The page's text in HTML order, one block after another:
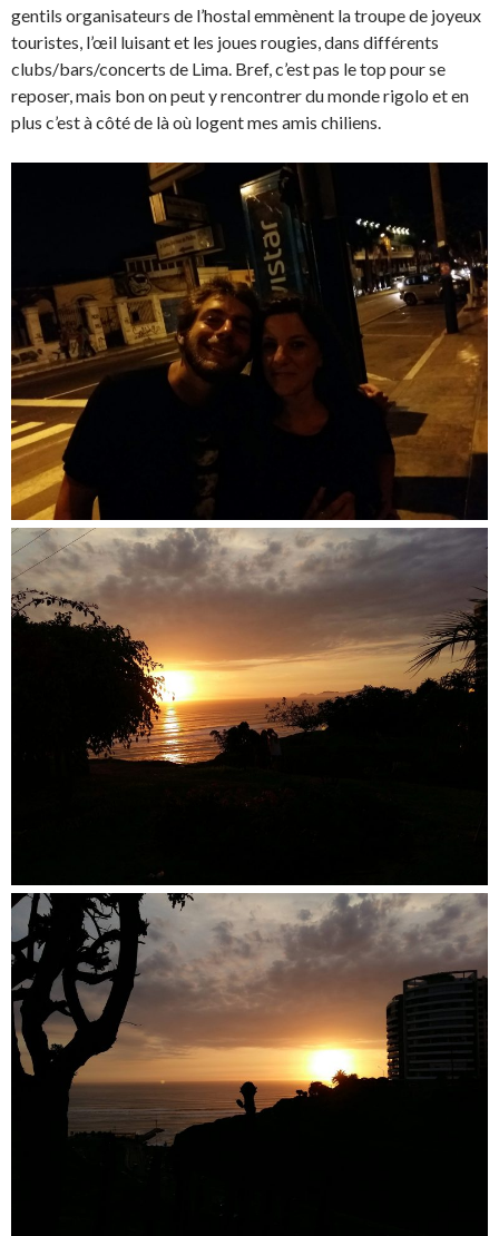
gentils organisateurs de l’hostal emmènent la troupe de joyeux
touristes, l’œil luisant et les joues rougies, dans différents
clubs/bars/concerts de Lima. Bref, c’est pas le top pour se
reposer, mais bon on peut y rencontrer du monde rigolo et en
plus c’est à côté de là où logent mes amis chiliens.